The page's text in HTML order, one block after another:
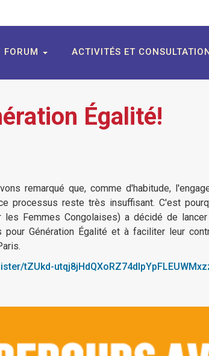
FORUM ACTIVITÉS ET
Égalité!
remarqué que, comme d'habitude,
reste très insuffisant. C'est
Femmes Congolaises) a décidé de
Génération Égalité et à faciliter leur
tZUkd-